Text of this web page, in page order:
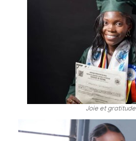
Joie et gratitude